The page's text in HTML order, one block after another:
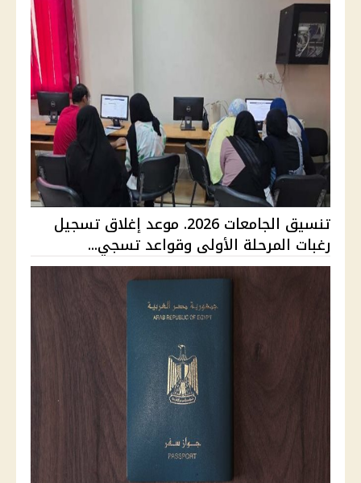
تنسيق الجامعات 2026. موعد إغلاق تسجيل
رغبات المرحلة الأولى وقواعد تسجي...